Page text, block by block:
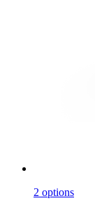
2 options